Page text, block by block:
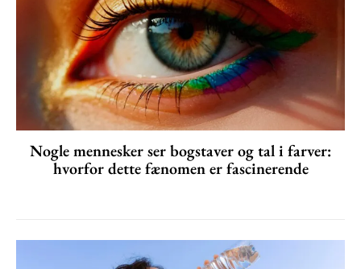
Nogle mennesker ser bogstaver og tal i farver:
hvorfor dette fænomen er fascinerende